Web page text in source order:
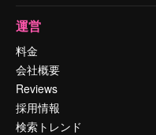
運営
料金
会社概要
Reviews
採用情報
検索トレンド